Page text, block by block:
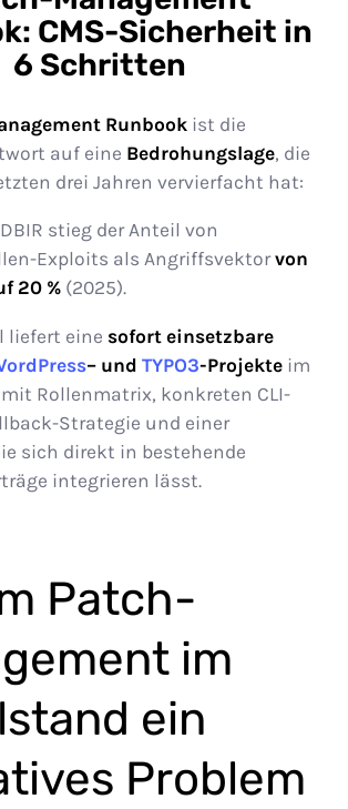
CMS-Sicherheit in
6 Schritten
Runbook ist die
auf eine Bedrohungslage, die
drei Jahren vervierfacht hat:
stieg der Anteil von
Exploits als Angriffsvektorvon
20 % (2025).
liefert eine sofort einsetzbare
– undTYPO3-Projekte im
Rollenmatrix, konkreten CLI-
Strategie und einer
sich direkt in bestehende
integrieren lässt.
Patch-
im
ein
Problem